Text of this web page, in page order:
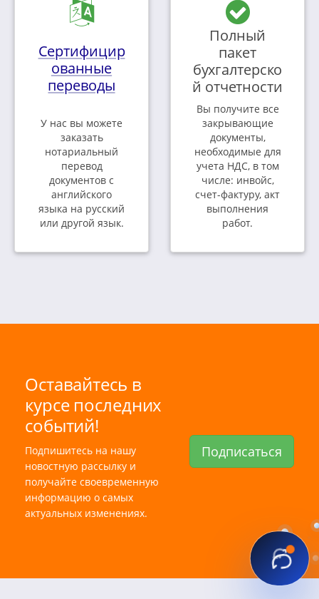
Сертифицир
ованные
переводы
У нас вы можете
заказать
нотариальный
перевод
документов с
английского
языка на русский
или другой язык.
Полный
пакет
бухгалтерско
й отчетности
Вы получите все
закрывающие
документы,
необходимые для
учета НДС, в том
числе: инвойс,
счет-фактуру, акт
выполнения
работ.
Оставайтесь в
курсе последних
событий!
Подпишитесь на нашу
новостную рассылку и
получайте своевременную
информацию о самых
актуальных изменениях.
Подписаться